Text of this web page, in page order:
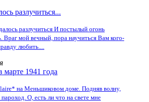
разлучиться...
разлучиться И постылый огонь
Враг мой вечный, пора научиться Вам кого-
любить....
марте 1941 года
на Меньшиковом доме. Подняв волну,
О, есть ли что на свете мне